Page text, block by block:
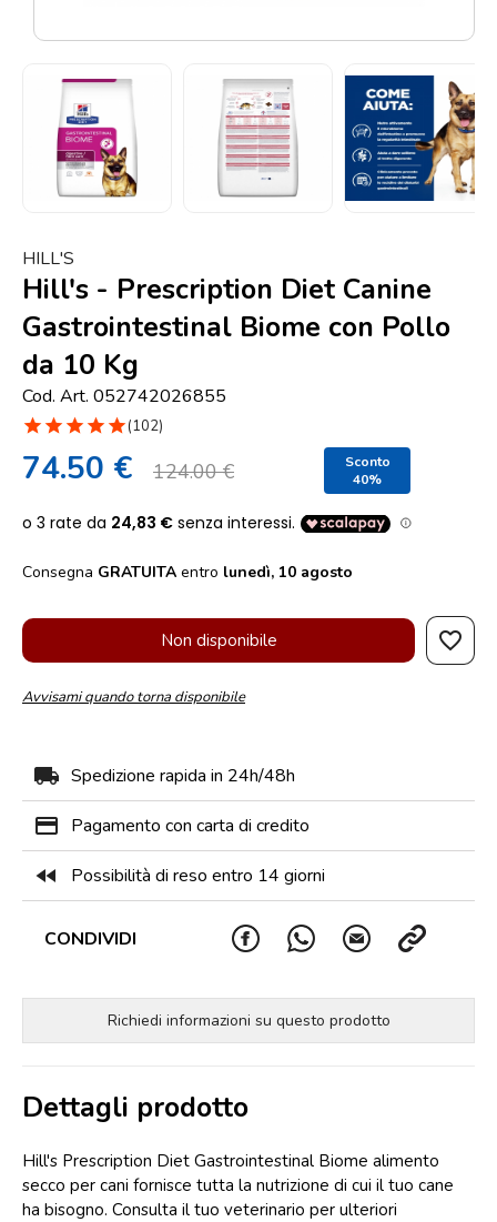
Punti
news
HILL'S
Hill's - Prescription Diet Canine
Gastrointestinal Biome con Pollo
da 10 Kg
Cod. Art. 052742026855
star star star star star(102)
74.50 € 124.00 €
Sconto
40%
Consegna GRATUITA entro lunedì, 10 agosto
Non disponibile favorite_border
Avvisami quando torna disponibile
local_shipping Spedizione rapida in 24h/48h
payment Pagamento con carta di credito
fast_rewind Possibilità di reso entro 14 giorni
CONDIVIDI
Richiedi informazioni su questo prodotto
Dettagli prodotto
Hill's Prescription Diet Gastrointestinal Biome alimento
secco per cani fornisce tutta la nutrizione di cui il tuo cane
ha bisogno. Consulta il tuo veterinario per ulteriori